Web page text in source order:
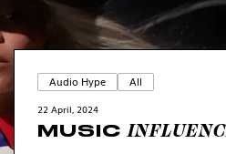
Audio Hype All
22 April, 2024
MUSIC